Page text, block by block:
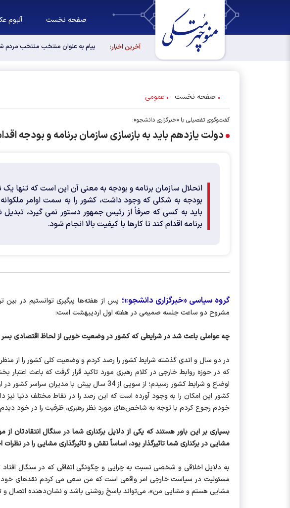
صفحه نخست آلبوم
آخرین اخبار:
صفحه نخست عمومی
گفت‌وگوی تفصیلی با «خبرگزاری دانشجو»:
دولت یازدهم باید به بازسازی سازمان برنامه و بودجه
انحلال سازمان برنامه و بودجه به معنی آن این است که تنها یک
بودجه به شکلی که وجود داشت، کشور را به سمت اوامر
باید به کسی که صرفاً از رئیس جمهور دستور نمی گیرد، تبدیل
برنامه اقدام کند تا کارها با کیفیت بالا انجام شود.
گروه سیاسی «خبرگزاری دانشجو»؛ پس از هفته‌ها پیگیری توانستیم در بین
مشروح دو ساعت جلسه صمیمی در هفته اول اردیبهشت است:
چه عواملی باعث شد در شرایطی که کشور در وضعیت خوبی از لحاظ اقتصادی
در دو سال و اندی گذشته شرایط کشور را رصد کردم و وضعیت کلی کشور را از
که در حوزه روابط خارجی در کلام رهبری مورد تاکید قرار گرفت که باعث
کشور این امکان را به وجود آورده است که این رصد را در نقاط مختلف دنیا
خودم رجوع کردم با توجه به شاخص‌های مورد نظر رهبری، ظرفیت را در خود
بسیاری بر این باور هستند که یکی از دلایل برکناری شما در سنگال انتقادتان
مشایی در برکناری شما تاثیرگذار بود، اساساً نقش و تاثیرگذاری مشایی را در
به دلایل اخلاقی و شخصی نسبت به چرایی و چگونگی اتفاقی که در سنگال
مسئولیت در سیاست خارجی امر واقعی است که من سعی می کردم نقدهای خود را
مشایی هستم و مشایی من»، می‌تواند پاسخ روشنی باشد و نشان‌دهنده اتصال